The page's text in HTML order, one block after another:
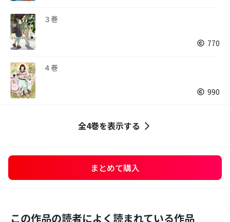
３巻
770
４巻
990
全4巻を表示する
まとめて購入
この作品の読者によく読まれている作品